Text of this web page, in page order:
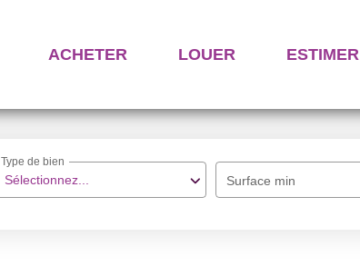
ACHETER LOUER ESTIMER
Sélectionnez...
Type de bien
Surface min